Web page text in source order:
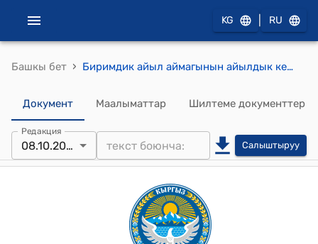
KG RU
Башкы бет › Биримдик айыл аймагынын айылдык кеңешинин 2025-жылдын 8-октябрындагы № 99 “Дөбөткул көчөсү жөнүндө” токтому
Документ Маалыматтар Шилтеме документтер
Редакция
08.10.2025 Салыштыруу